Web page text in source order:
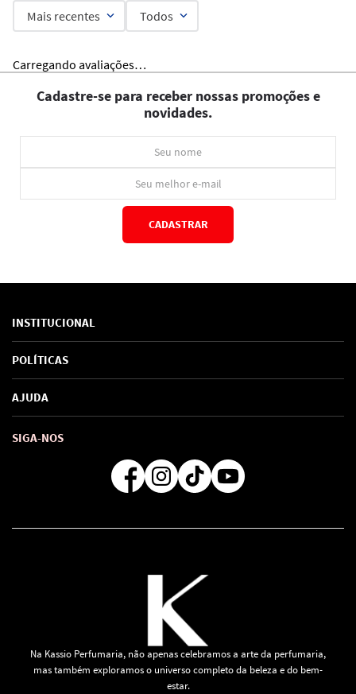
Mais recentes Todos
Carregando avaliações…
Cadastre-se para receber nossas promoções e
novidades.
CADASTRAR
INSTITUCIONAL
Sobre Nós
Marcas
SAC de marcas
Como comprar
POLÍTICAS
Política de Privacidade
Troca e Devoluções
Formas de Pagamento
Regra de Frete Grátis
AJUDA
SIGA-NOS
Na Kassio Perfumaria, não apenas celebramos a arte da perfumaria,
mas também exploramos o universo completo da beleza e do bem-
estar.